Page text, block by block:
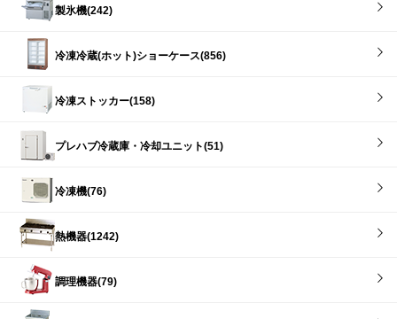
製氷機(242)
冷凍冷蔵(ホット)ショーケース(856)
冷凍ストッカー(158)
プレハブ冷蔵庫・冷却ユニット(51)
冷凍機(76)
熱機器(1242)
調理機器(79)